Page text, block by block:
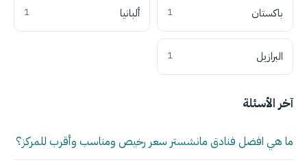
باكستان 1 ألبانيا 1
البرازيل 1
آخر الأسئلة
ما هي افضل فنادق مانشستر سعر رخيص ومناسب وأقرب للمركز؟